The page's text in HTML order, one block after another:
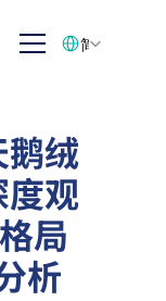
绒
观
局
析
简体中文